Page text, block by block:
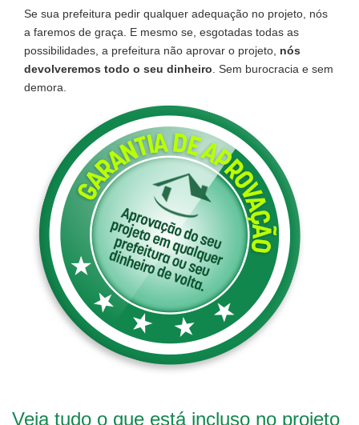
Se sua prefeitura pedir qualquer adequação no projeto, nós
a faremos de graça. E mesmo se, esgotadas todas as
possibilidades, a prefeitura não aprovar o projeto, nós
devolveremos todo o seu dinheiro. Sem burocracia e sem
demora.
Veja tudo o que está incluso no projeto